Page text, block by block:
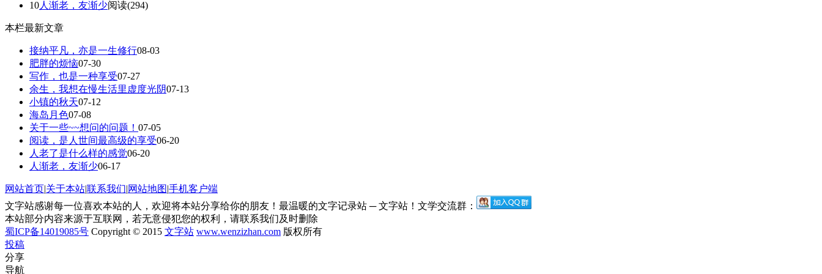
10人渐老，友渐少阅读(294)
本栏最新文章
接纳平凡，亦是一生修行08-03
肥胖的烦恼07-30
写作，也是一种享受07-27
余生，我想在慢生活里虚度光阴07-13
小镇的秋天07-12
海岛月色07-08
关于一些~~想问的问题！ 07-05
阅读，是人世间最高级的享受06-20
人老了是什么样的感觉06-20
人渐老，友渐少06-17
网站首页|关于本站|联系我们|网站地图|手机客户端
文字站感谢每一位喜欢本站的人，欢迎将本站分享给你的朋友！最温暖的文字记录站 ─ 文字站！文学交流群：
本站部分内容来源于互联网，若无意侵犯您的权利，请联系我们及时删除
蜀ICP备14019085号 Copyright © 2015 文字站 www.wenzizhan.com 版权所有
投稿
分享
导航